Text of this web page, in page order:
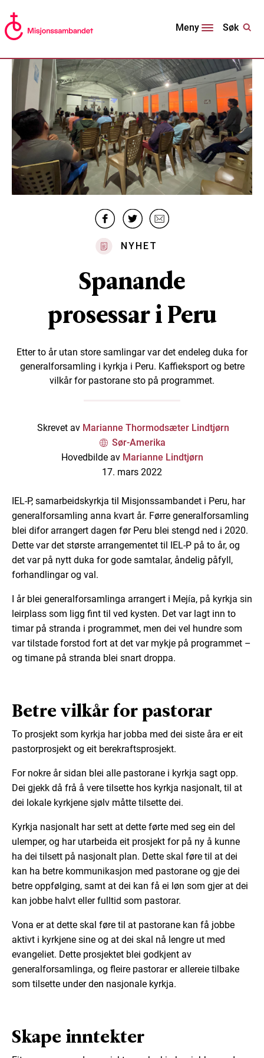
Meny Søk
NYHET
Spanande
prosessar i Peru
Etter to år utan store samlingar var det endeleg duka for
generalforsamling i kyrkja i Peru. Kaffieksport og betre
vilkår for pastorane sto på programmet.
Skrevet av Marianne Thormodsæter Lindtjørn
Sør-Amerika
Hovedbilde av Marianne Lindtjørn
17. mars 2022
IEL-P, samarbeidskyrkja til Misjonssambandet i Peru, har
generalforsamling anna kvart år. Førre generalforsamling
blei difor arrangert dagen før Peru blei stengd ned i 2020.
Dette var det største arrangementet til IEL-P på to år, og
det var på nytt duka for gode samtalar, åndelig påfyll,
forhandlingar og val.
I år blei generalforsamlinga arrangert i Mejía, på kyrkja sin
leirplass som ligg fint til ved kysten. Det var lagt inn to
timar på stranda i programmet, men dei vel hundre som
var tilstade forstod fort at det var mykje på programmet –
og timane på stranda blei snart droppa.
Betre vilkår for pastorar
To prosjekt som kyrkja har jobba med dei siste åra er eit
pastorprosjekt og eit berekraftsprosjekt.
For nokre år sidan blei alle pastorane i kyrkja sagt opp.
Dei gjekk då frå å vere tilsette hos kyrkja nasjonalt, til at
dei lokale kyrkjene sjølv måtte tilsette dei.
Kyrkja nasjonalt har sett at dette førte med seg ein del
ulemper, og har utarbeida eit prosjekt for på ny å kunne
ha dei tilsett på nasjonalt plan. Dette skal føre til at dei
kan ha betre kommunikasjon med pastorane og gje dei
betre oppfølging, samt at dei kan få ei løn som gjer at dei
kan jobbe halvt eller fulltid som pastorar.
Vona er at dette skal føre til at pastorane kan få jobbe
aktivt i kyrkjene sine og at dei skal nå lengre ut med
evangeliet. Dette prosjektet blei godkjent av
generalforsamlinga, og fleire pastorar er allereie tilbake
som tilsette under den nasjonale kyrkja.
Skape inntekter